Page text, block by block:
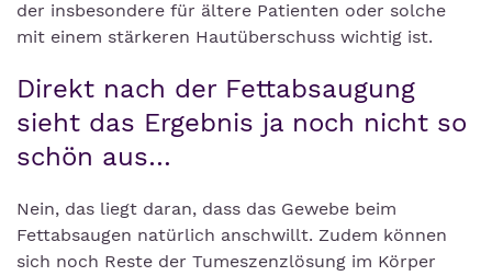
der insbesondere für ältere Patienten oder solche
mit einem stärkeren Hautüberschuss wichtig ist.
Direkt nach der Fettabsaugung
sieht das Ergebnis ja noch nicht so
schön aus…
Nein, das liegt daran, dass das Gewebe beim
Fettabsaugen natürlich anschwillt. Zudem können
sich noch Reste der Tumeszenzlösung im Körper